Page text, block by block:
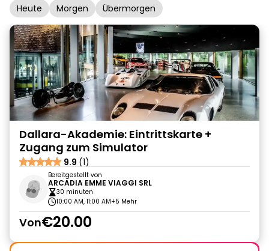
Heute Morgen Übermorgen
Dallara-Akademie: Eintrittskarte +
Zugang zum Simulator
9.9 (1)
Bereitgestellt von
ARCADIA EMME VIAGGI SRL
30 minuten
10:00 AM, 11:00 AM+5 Mehr
Von€20.00